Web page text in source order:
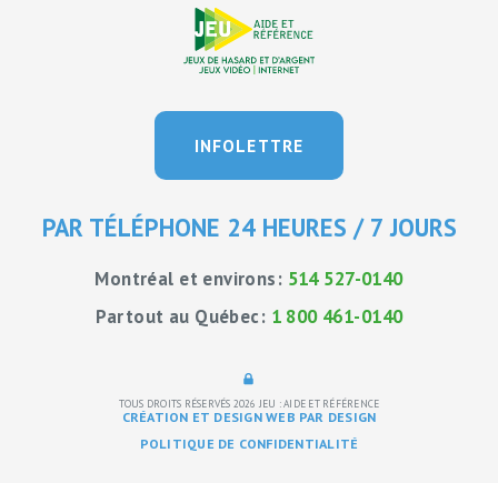
INFOLETTRE
PAR TÉLÉPHONE 24 HEURES / 7 JOURS
Montréal et environs: 514 527-0140
Partout au Québec: 1 800 461-0140
TOUS DROITS RÉSERVÉS 2026 JEU : AIDE ET RÉFÉRENCE
CRÉATION ET DESIGN WEB PAR DESIGN
POLITIQUE DE CONFIDENTIALITÉ